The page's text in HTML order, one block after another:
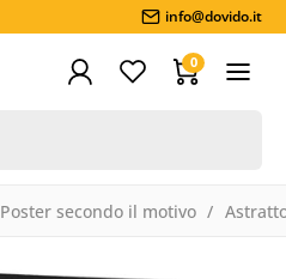
info@dovido.it
0
Poster secondo il motivo